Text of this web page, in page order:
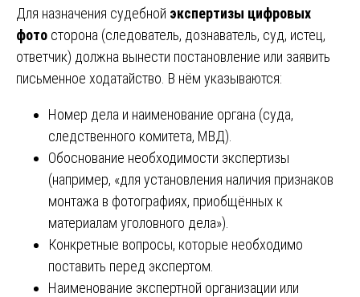
Для назначения судебной экспертизы цифровых
фото сторона (следователь, дознаватель, суд, истец,
ответчик) должна вынести постановление или заявить
письменное ходатайство. В нём указываются:
Номер дела и наименование органа (суда,
следственного комитета, МВД).
Обоснование необходимости экспертизы
(например, «для установления наличия признаков
монтажа в фотографиях, приобщённых к
материалам уголовного дела»).
Конкретные вопросы, которые необходимо
поставить перед экспертом.
Наименование экспертной организации или